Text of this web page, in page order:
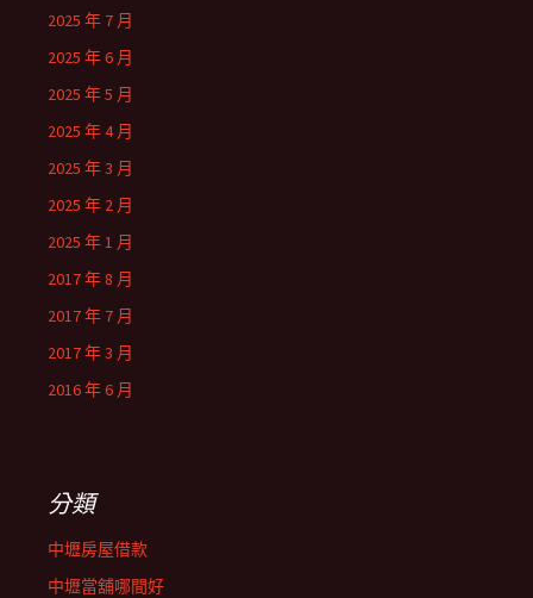
2025 年 7 月
2025 年 6 月
2025 年 5 月
2025 年 4 月
2025 年 3 月
2025 年 2 月
2025 年 1 月
2017 年 8 月
2017 年 7 月
2017 年 3 月
2016 年 6 月
分類
中壢房屋借款
中壢當舖哪間好